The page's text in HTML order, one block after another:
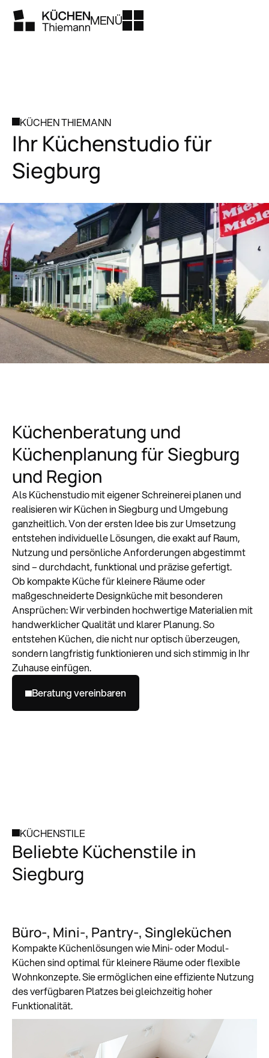
MENÜ
KÜCHEN THIEMANN
Ihr Küchenstudio für
Siegburg
Küchenberatung und
Küchenplanung für Siegburg
und Region
Als Küchenstudio mit eigener Schreinerei planen und
realisieren wir Küchen in Siegburg und Umgebung
ganzheitlich. Von der ersten Idee bis zur Umsetzung
entstehen individuelle Lösungen, die exakt auf Raum,
Nutzung und persönliche Anforderungen abgestimmt
sind – durchdacht, funktional und präzise gefertigt.
Ob kompakte Küche für kleinere Räume oder
maßgeschneiderte Designküche mit besonderen
Ansprüchen: Wir verbinden hochwertige Materialien mit
handwerklicher Qualität und klarer Planung. So
entstehen Küchen, die nicht nur optisch überzeugen,
sondern langfristig funktionieren und sich stimmig in Ihr
Zuhause einfügen.
Beratung vereinbaren
KÜCHENSTILE
Beliebte Küchenstile in
Siegburg
Büro-, Mini-, Pantry-, Singleküchen
Kompakte Küchenlösungen wie Mini- oder Modul-
Küchen sind optimal für kleinere Räume oder flexible
Wohnkonzepte. Sie ermöglichen eine effiziente Nutzung
des verfügbaren Platzes bei gleichzeitig hoher
Funktionalität.